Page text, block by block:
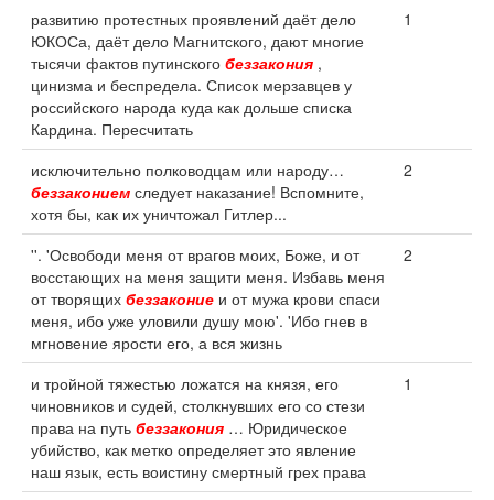
развитию протестных проявлений даёт дело
ЮКОСа, даёт дело Магнитского, дают многие
тысячи фактов путинского беззакония ,
цинизма и беспредела. Список мерзавцев у
российского народа куда как дольше списка
Кардина. Пересчитать
1
исключительно полководцам или народу…
беззаконием следует наказание! Вспомните,
хотя бы, как их уничтожал Гитлер...
2
''. 'Освободи меня от врагов моих, Боже, и от
восстающих на меня защити меня. Избавь меня
от творящих беззаконие и от мужа крови спаси
меня, ибо уже уловили душу мою'. 'Ибо гнев в
мгновение ярости его, а вся жизнь
2
и тройной тяжестью ложатся на князя, его
чиновников и судей, столкнувших его со стези
права на путь беззакония … Юридическое
убийство, как метко определяет это явление
наш язык, есть воистину смертный грех права
1